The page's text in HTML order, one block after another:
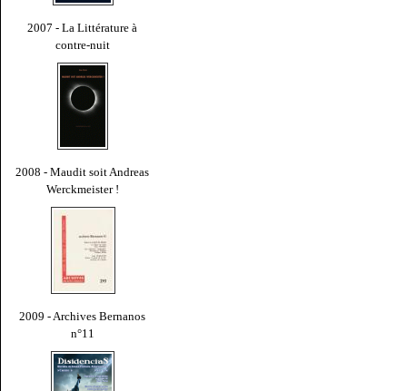
2007 - La Littérature à
contre-nuit
2008 - Maudit soit Andreas
Werckmeister !
2009 - Archives Bernanos
n°11